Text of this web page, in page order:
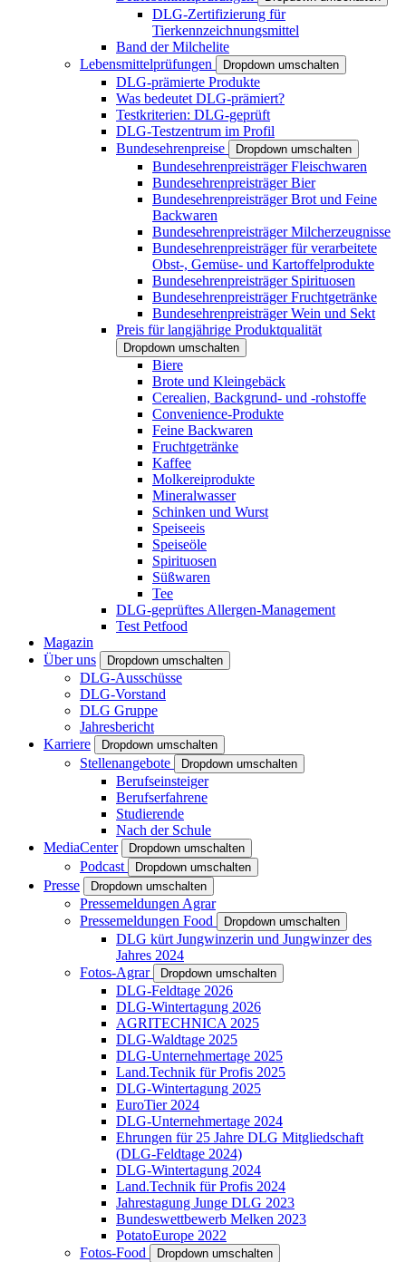
DLG-Zertifizierung für
Tierkennzeichnungsmittel
Band der Milchelite
Lebensmittelprüfungen
Dropdown umschalten
DLG-prämierte Produkte
Was bedeutet DLG-prämiert?
Testkriterien: DLG-geprüft
DLG-Testzentrum im Profil
Bundesehrenpreise
Dropdown umschalten
Bundesehrenpreisträger Fleischwaren
Bundesehrenpreisträger Bier
Bundesehrenpreisträger Brot und Feine
Backwaren
Bundesehrenpreisträger Milcherzeugnisse
Bundesehrenpreisträger für verarbeitete
Obst-, Gemüse- und Kartoffelprodukte
Bundesehrenpreisträger Spirituosen
Bundesehrenpreisträger Fruchtgetränke
Bundesehrenpreisträger Wein und Sekt
Preis für langjährige Produktqualität
Dropdown umschalten
Biere
Brote und Kleingebäck
Cerealien, Backgrund- und -rohstoffe
Convenience-Produkte
Feine Backwaren
Fruchtgetränke
Kaffee
Molkereiprodukte
Mineralwasser
Schinken und Wurst
Speiseeis
Speiseöle
Spirituosen
Süßwaren
Tee
DLG-geprüftes Allergen-Management
Test Petfood
Magazin
Über uns
Dropdown umschalten
DLG-Ausschüsse
DLG-Vorstand
DLG Gruppe
Jahresbericht
Karriere
Dropdown umschalten
Stellenangebote Dropdown umschalten
Berufseinsteiger
Berufserfahrene
Studierende
Nach der Schule
MediaCenter
Dropdown umschalten
Podcast Dropdown umschalten
Presse Dropdown umschalten
Pressemeldungen Agrar
Pressemeldungen Food
Dropdown umschalten
DLG kürt Jungwinzerin und Jungwinzer des
Jahres 2024
Fotos-Agrar
Dropdown umschalten
DLG-Feldtage 2026
DLG-Wintertagung 2026
AGRITECHNICA 2025
DLG-Waldtage 2025
DLG-Unternehmertage 2025
Land.Technik für Profis 2025
DLG-Wintertagung 2025
EuroTier 2024
DLG-Unternehmertage 2024
Ehrungen für 25 Jahre DLG Mitgliedschaft
(DLG-Feldtage 2024)
DLG-Wintertagung 2024
Land.Technik für Profis 2024
Jahrestagung Junge DLG 2023
Bundeswettbewerb Melken 2023
PotatoEurope 2022
Fotos-Food
Dropdown umschalten